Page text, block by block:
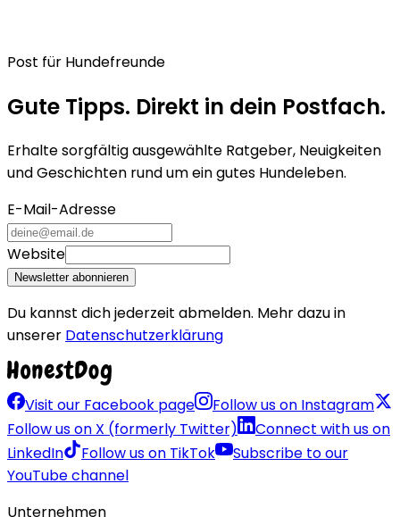
Post für Hundefreunde
Gute Tipps. Direkt in dein Postfach.
Erhalte sorgfältig ausgewählte Ratgeber, Neuigkeiten
und Geschichten rund um ein gutes Hundeleben.
E-Mail-Adresse
Website
Newsletter abonnieren
Du kannst dich jederzeit abmelden. Mehr dazu in
unserer Datenschutzerklärung
Visit our Facebook page
Follow us on Instagram
Follow us on X (formerly Twitter)
Connect with us on
LinkedIn
Follow us on TikTok
Subscribe to our
YouTube channel
Unternehmen